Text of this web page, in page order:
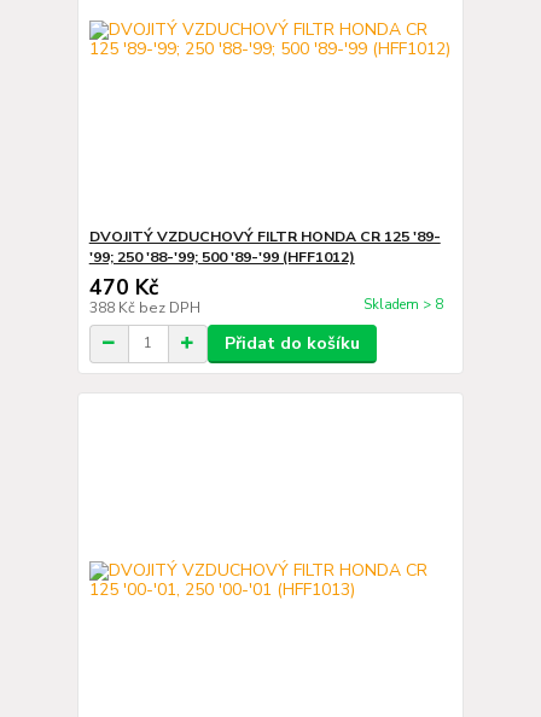
DVOJITÝ VZDUCHOVÝ FILTR HONDA CR 125 '89-
'99; 250 '88-'99; 500 '89-'99 (HFF1012)
470 Kč
388 Kč bez DPH Skladem > 8
Přidat do košíku